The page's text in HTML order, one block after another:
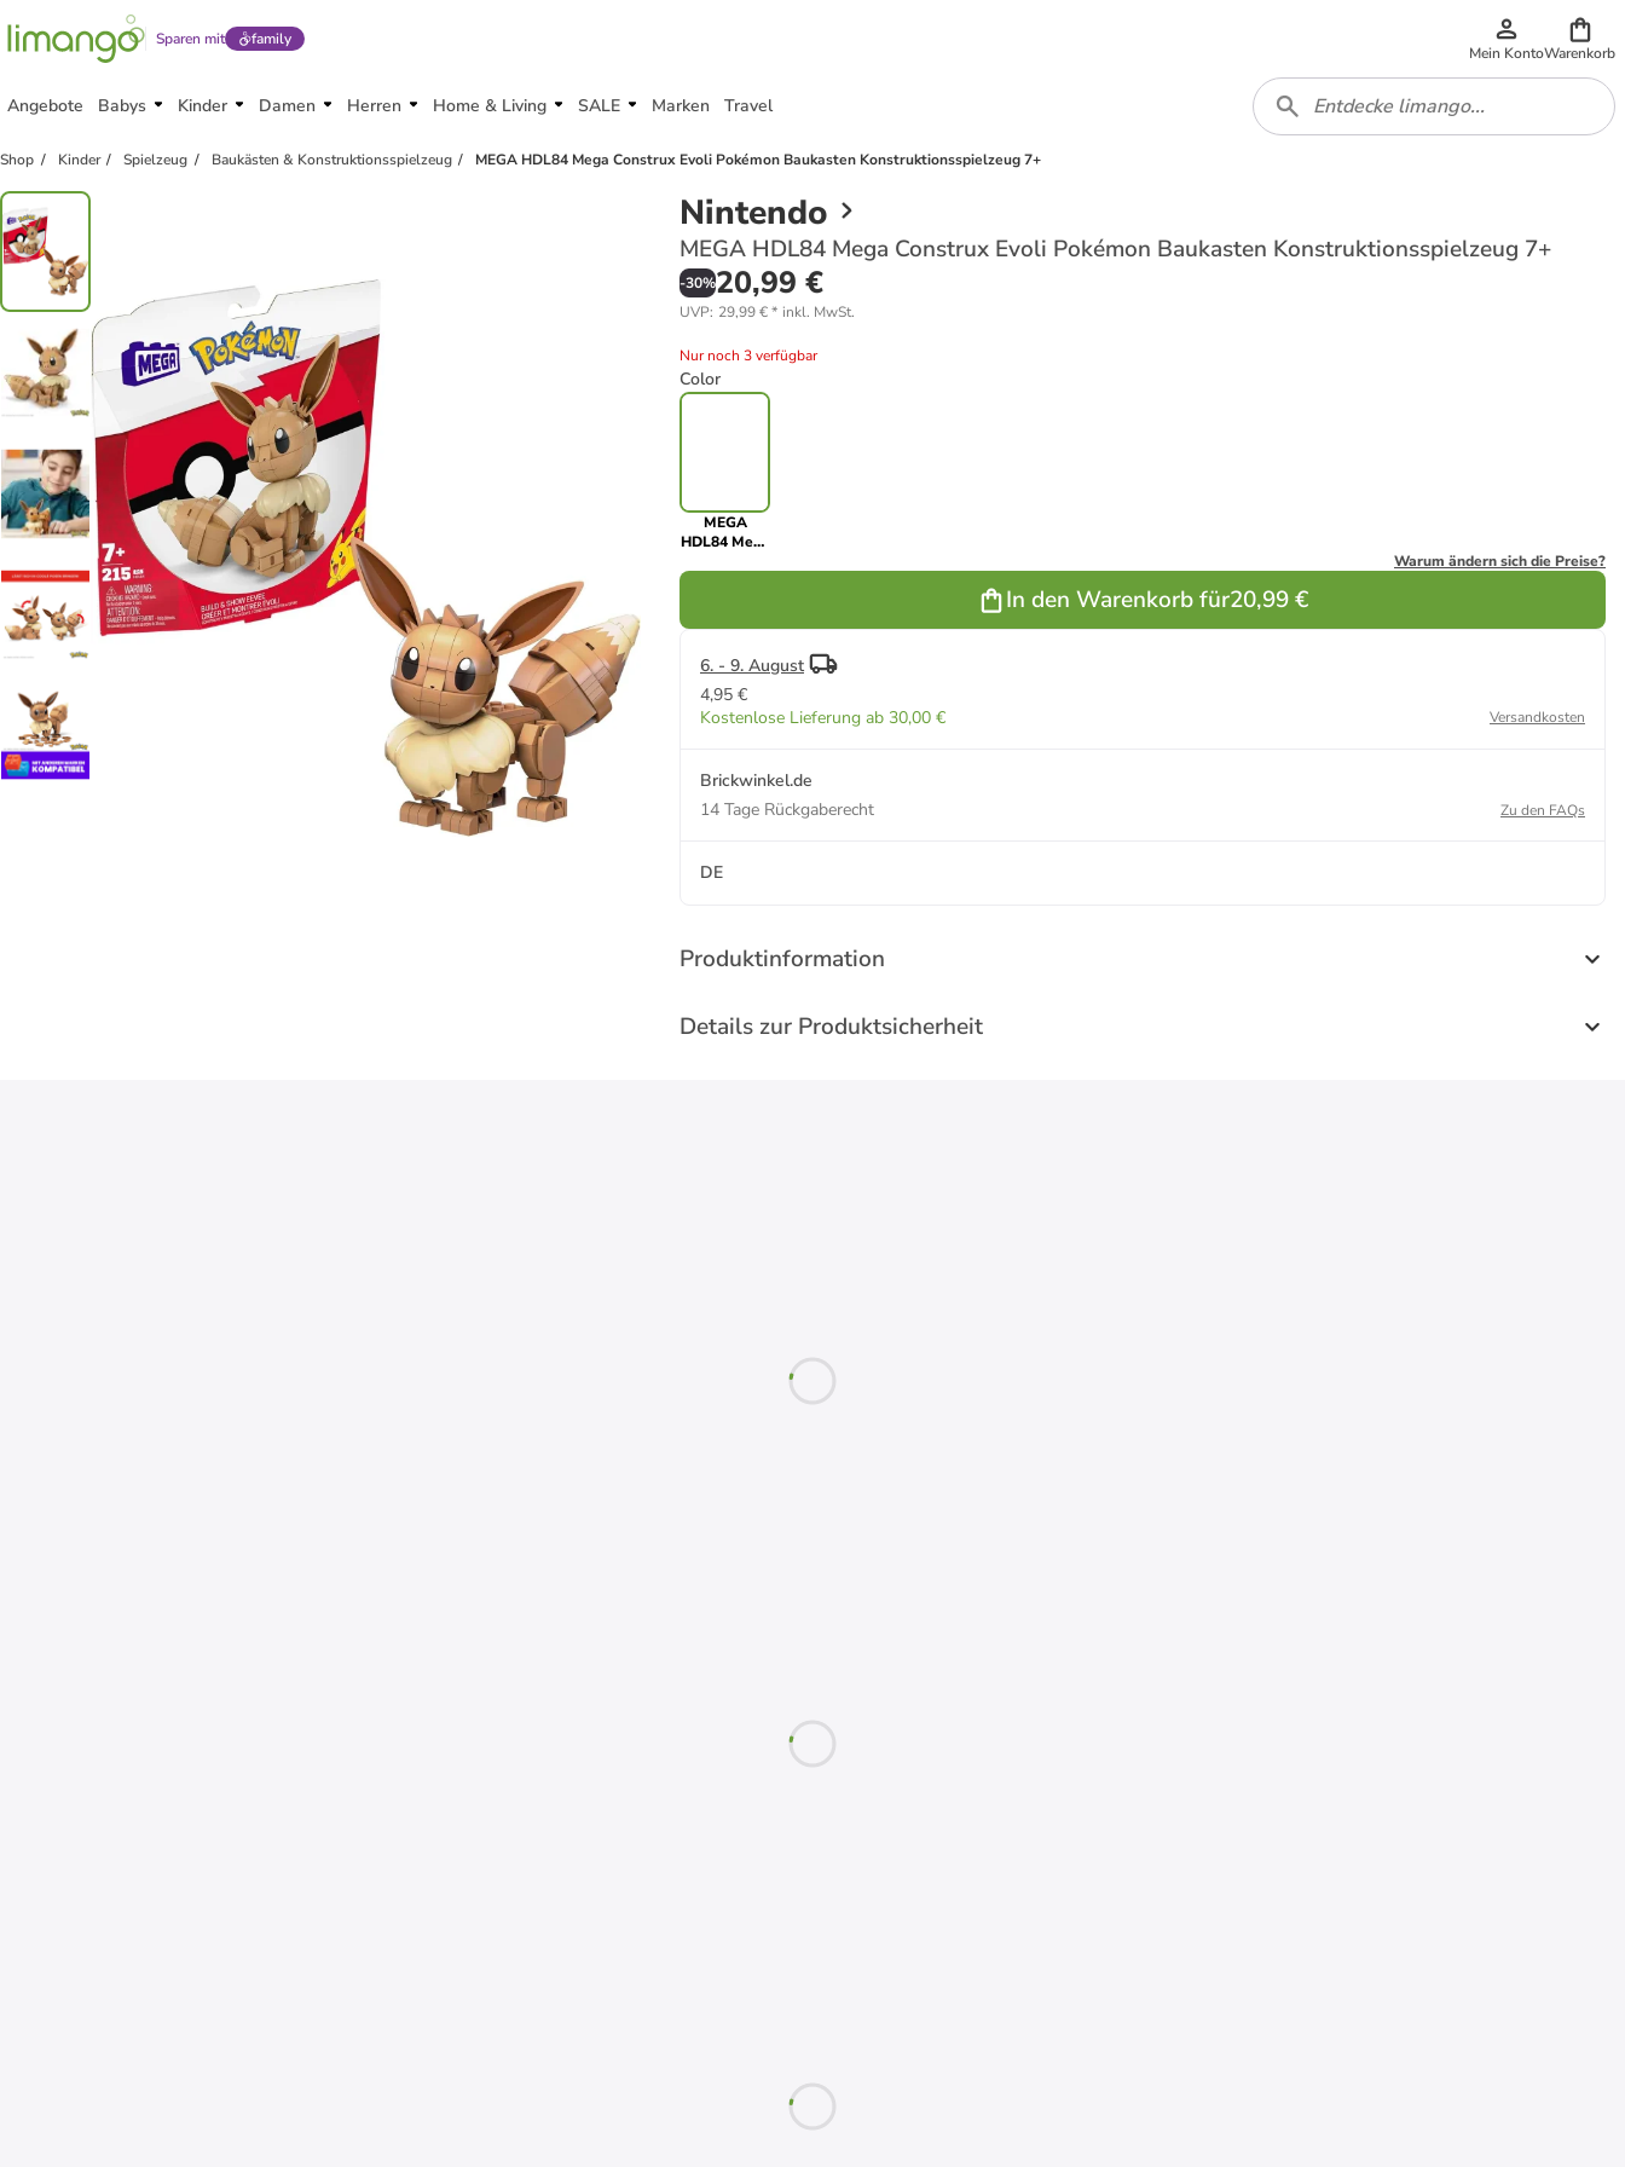
Sparen mit family
Mein KontoWarenkorb
Angebote Babys Kinder Damen Herren Home & Living SALE Marken Travel
Shop Kinder Spielzeug Baukästen & Konstruktionsspielzeug MEGA HDL84 Mega Construx Evoli Pokémon Baukasten Konstruktionsspielzeug 7+
Nintendo
MEGA HDL84 Mega Construx Evoli Pokémon Baukasten Konstruktionsspielzeug 7+
-30%20,99 €
UVP: 29,99 €* inkl. MwSt.
Nur noch 3 verfügbar
Color
MEGA
HDL84 Mega
7+
Warum ändern sich die Preise?
In den Warenkorb für20,99 €
6. - 9. August
4,95 €
Kostenlose Lieferung ab 30,00 €
Versandkosten
Brickwinkel.de
14 Tage Rückgaberecht
Zu den FAQs
DE
Produktinformation
Details zur Produktsicherheit